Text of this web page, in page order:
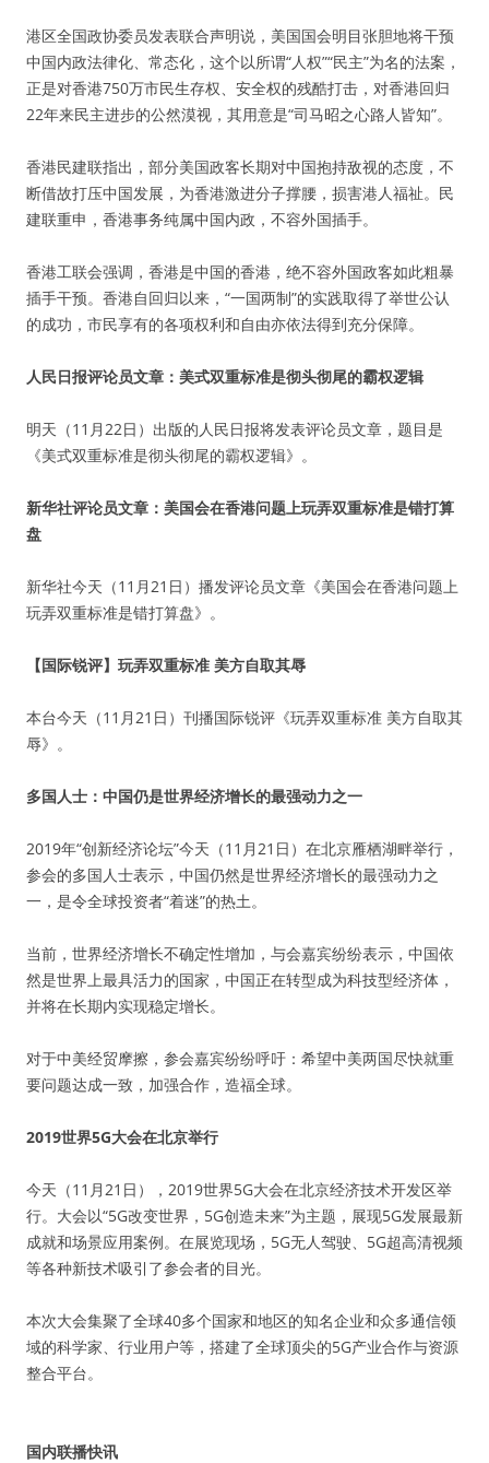
港区全国政协委员发表联合声明说，美国国会明目张胆地将干预
中国内政法律化、常态化，这个以所谓“人权”“民主”为名的法案，
正是对香港750万市民生存权、安全权的残酷打击，对香港回归
22年来民主进步的公然漠视，其用意是“司马昭之心路人皆知”。
香港民建联指出，部分美国政客长期对中国抱持敌视的态度，不
断借故打压中国发展，为香港激进分子撑腰，损害港人福祉。民
建联重申，香港事务纯属中国内政，不容外国插手。
香港工联会强调，香港是中国的香港，绝不容外国政客如此粗暴
插手干预。香港自回归以来，“一国两制”的实践取得了举世公认
的成功，市民享有的各项权利和自由亦依法得到充分保障。
人民日报评论员文章：美式双重标准是彻头彻尾的霸权逻辑
明天（11月22日）出版的人民日报将发表评论员文章，题目是
《美式双重标准是彻头彻尾的霸权逻辑》。
新华社评论员文章：美国会在香港问题上玩弄双重标准是错打算
盘
新华社今天（11月21日）播发评论员文章《美国会在香港问题上
玩弄双重标准是错打算盘》。
【国际锐评】玩弄双重标准 美方自取其辱
本台今天（11月21日）刊播国际锐评《玩弄双重标准 美方自取其
辱》。
多国人士：中国仍是世界经济增长的最强动力之一
2019年“创新经济论坛”今天（11月21日）在北京雁栖湖畔举行，
参会的多国人士表示，中国仍然是世界经济增长的最强动力之
一，是令全球投资者“着迷”的热土。
当前，世界经济增长不确定性增加，与会嘉宾纷纷表示，中国依
然是世界上最具活力的国家，中国正在转型成为科技型经济体，
并将在长期内实现稳定增长。
对于中美经贸摩擦，参会嘉宾纷纷呼吁：希望中美两国尽快就重
要问题达成一致，加强合作，造福全球。
2019世界5G大会在北京举行
今天（11月21日），2019世界5G大会在北京经济技术开发区举
行。大会以“5G改变世界，5G创造未来”为主题，展现5G发展最新
成就和场景应用案例。在展览现场，5G无人驾驶、5G超高清视频
等各种新技术吸引了参会者的目光。
本次大会集聚了全球40多个国家和地区的知名企业和众多通信领
域的科学家、行业用户等，搭建了全球顶尖的5G产业合作与资源
整合平台。
国内联播快讯